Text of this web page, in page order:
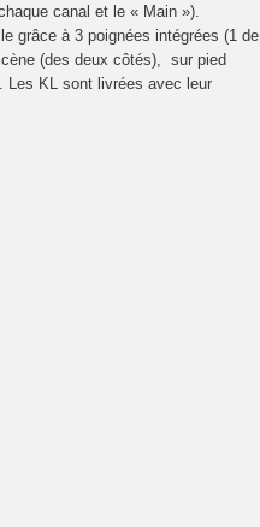
canal et le « Main »).
grâce à 3 poignées intégrées (1 de
(des deux côtés), sur pied
Les KL sont livrées avec leur